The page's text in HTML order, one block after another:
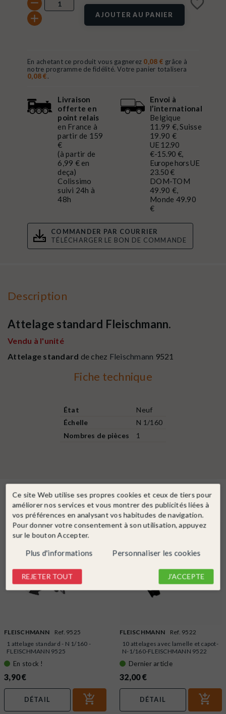
AJOUTER AU PANIER
favorite_border
En achetant ce produit vous gagnerez 0,08 € grâce à
notre programme de fidélité. Votre panier totalisera
0,08 €.
Livraison
offerte en
point relais
en France à
partir de 159
€
(à partir de
6,99 € en
deça)
Colissimo
suivi 24h à
48h
Envoi à
l’international
Belgique
11.99 €, Suisse
19.90 €
UE 12.90
€-15.90 €,
Europe hors UE
23.50 €
DOM-TOM
49.90 €,
Monde 49.90
€
COMMANDER PAR COURRIER
TÉLÉCHARGER LE BON DE COMMANDE
Description
Attelage standard Fleischmann.
Vendu à l'unité
Attelage standard de chez Fleischmann 9521
Fiche technique
État
Neuf
Échelle
N 1/160
Nombres de pièces
1
Dans la même catégorie
FLEISCHMANN
Ref. 9525
1 attelage standard - N 1/160 -
FLEISCHMANN 9525
En stock !
3,90 €
DÉTAIL
FLEISCHMANN
Ref. 9522
10 attelages avec lamelle et capot-
N-1/160-FLEISCHMANN 9522
Dernier article
32,00 €
DÉTAIL
Ce site Web utilise ses propres cookies et ceux de tiers pour
améliorer nos services et vous montrer des publicités liées à
vos préférences en analysant vos habitudes de navigation.
Pour donner votre consentement à son utilisation, appuyez
sur le bouton Accepter.
Plus d'informations Personnaliser les cookies
REJETER TOUT J'ACCEPTE